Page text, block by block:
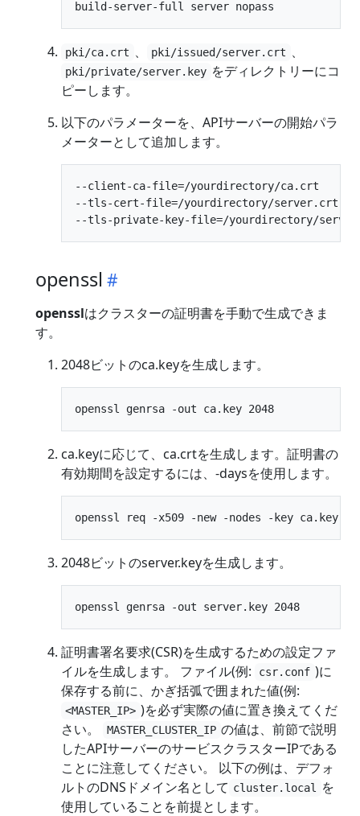
pki/ca.crt 、 pki/issued/server.crt 、
pki/private/server.key をディレクトリーにコ
ピーします。
以下のパラメーターを、APIサーバーの開始パラ
メーターとして追加します。
--client-ca-file=/yourdirectory/ca.crt
--tls-cert-file=/yourdirectory/server.crt
openssl
opensslはクラスターの証明書を手動で生成できま
す。
2048ビットのca.keyを生成します。
ca.keyに応じて、ca.crtを生成します。証明書の
有効期間を設定するには、-daysを使用します。
2048ビットのserver.keyを生成します。
証明書署名要求(CSR)を生成するための設定ファ
イルを生成します。 ファイル(例:
csr.conf )に
保存する前に、かぎ括弧で囲まれた値(例:
<MASTER_IP> )を必ず実際の値に置き換えてくだ
さい。
MASTER_CLUSTER_IP の値は、前節で説明
したAPIサーバーのサービスクラスターIPである
ことに注意してください。 以下の例は、デフォ
ルトのDNSドメイン名として cluster.local
を
使用していることを前提とします。